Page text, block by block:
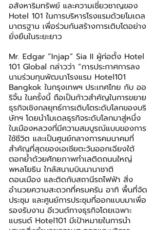
อสังหาริมทรัพย์ และความเชี่ยวชาญของ
Hotel 101 ในการบริหารโรงแรมด้วยโมเดล
มาตรฐาน เพื่อร่วมกันสร้างการเติบโตอย่าง
ยั่งยืนในระยะยาว
Mr. Edgar “Injap” Sia II ผู้ก่อตั้ง Hotel
101 Global กล่าวว่า “การประกาศการลง
นามร่วมทุนพัฒนาโรงแรม Hotel101
Bangkok ในกรุงเทพฯ ประเทศไทย กับ ออ
ริจิ้น ในครั้งนี้ ถือเป็นก้าวสำคัญในการขยาย
ธุรกิจเชิงกลยุทธ์การเติบโตระดับโลกของบริ
ษัทฯ โดยนำโมเดลธุรกิจระดับโลกมาสู่หนึ่ง
ในเมืองหลวงที่มีความสมบูรณ์แบบของการ
ใช้ชีวิต และเป็นศูนย์กลางการคมนาคมที่
สำคัญที่สุดของเอเชียตะวันออกเฉียงใต้
ตอกย้ำด้วยศักยภาพทำเลติดถนนใหญ่
พหลโยธิน ใกล้สนามบินนานาชาติ
ดอนเมือง และติดกับสถานีรถไฟฟ้า สิ่ง
อำนวยความสะดวกที่ครบครัน อาทิ พื้นที่จัด
ประชุม และศูนย์การประชุมที่ออกแบบมาเพื่อ
รองรับงาน อีเวนต์ทางธุรกิจโดยเฉพาะ
แบรนด์ Hotel101 มีเป้าหมายในการนำ